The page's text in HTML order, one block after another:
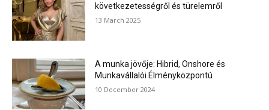
következetességről és türelemről
13 March 2025
A munka jövője: Hibrid, Onshore és
Munkavállalói Élményközpontú
10 December 2024